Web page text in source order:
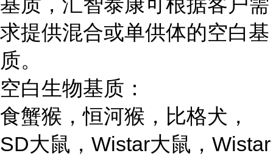
求提供混合或单供体的空白基
质。
空白生物基质：
食蟹猴，恒河猴，比格犬，
SD大鼠，Wistar大鼠，Wistar